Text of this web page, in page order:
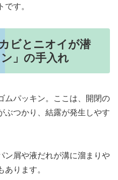
す。
ビとニオイが潜
」の手入れ
ムパッキン。ここは、開閉の
ぶつかり、結露が発生しやす
ン屑や液だれが溝に溜まりや
ります。